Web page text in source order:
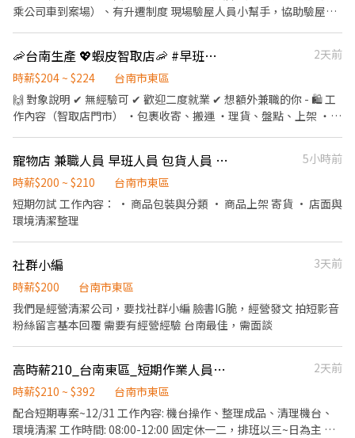
件：yu6012@shoucheng.tw 🆔賴：@200ijkks（記得➕@喔） ★
加入後請幫我留姓名 / 電話 / 截圖職缺文 ★ 🚗親洽：台南市永康區
永大路三段249號 🈺營業時間：08:30～17:30 午休12:00～13:00
乘公司車到案場）、有升遷制度 現場驗屋人員小幫手，協助驗屋師
個驗屋項目時薪$210 會三個驗屋項目時薪$230 三個項目實習通
過，經由組長認可後就可以轉正，最高時薪可以到230 轉正後還有
更完整的升遷制度，如果升到組長的話，收入更可觀。
🦐台南生產 💖蝦皮智取店🦐 #早班時薪 #晚班時薪 #完整教育訓練
2天前
時薪$204 ~ $224
台南市東區
🙌 對象說明 ✔ 無經驗可 ✔ 歡迎二度就業 ✔ 想額外兼職的你 - 🛍 工
作內容（智取店門市） ・包裹收寄、搬運 ・理貨、盤點、上架 ・維
教育訓練&實體實習，皆有計薪 - 📍 班別說明 🔹 早班兼職： 🕖 早
班：07:00–12:00 （可彈性於 07:00–08:30 間到班） - 🔹 晚班兼
職： 🌙 晚班：17:30–22:30 (需六日兩天+平日至少2天，可於17:30
- 22:30排班) - 每日會安排 3–6 間門市（依區域與貨量調整） - 💰 薪
完整線上／實體教育訓練 ・實體門市實習與考核 👉 訓練與實習期
間皆有計薪 - 立即應徵:加賴@759vflwo 電話:02-6636-2428#306
寵物店 兼職人員 早班人員 包貨人員 工讀生
5小時前
時薪$200 ~ $210
台南市東區
短期勿試 工作內容： • 商品包裝與分類 • 商品上架 寄貨 • 店面與
環境清潔整理
社群小編
3天前
時薪$200
台南市東區
我們是經營清潔公司，要找社群小編 臉書IG脆，經營發文 拍短影音
粉絲留言基本回覆 需要有經營經驗 台南最佳，需面談
高時薪210_台南東區_短期作業人員_8/17~12/31
2天前
時薪$210 ~ $392
台南市東區
配合短期專案~12/31 工作內容: 機台操作、整理成品、清理機台、
環境清潔 工作時間: 08:00-12:00 固定休一二，排班以三~日為主 時